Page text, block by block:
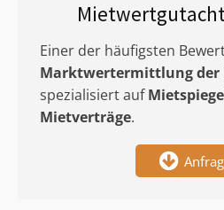
Einer der häufigsten
Marktwertermittlungder
spezialisiert auf
Mietverträge.